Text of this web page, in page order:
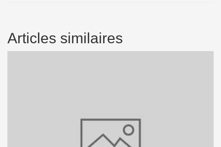
Articles similaires